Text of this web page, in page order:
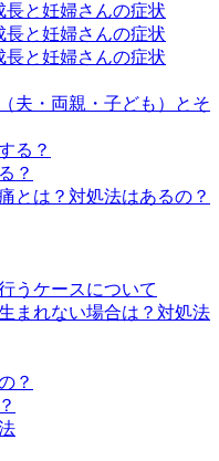
と妊婦さんの症状
と妊婦さんの症状
と妊婦さんの症状
夫・両親・子ども）とそ
る？
？
とは？対処法はあるの？
うケースについて
まれない場合は？対処法
？